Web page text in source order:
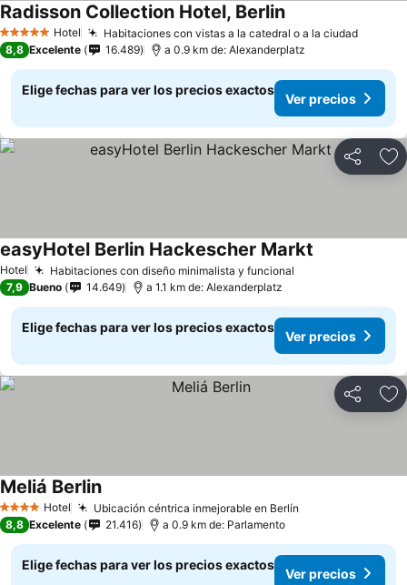
5 Estrellas Hotel Habitaciones con vistas a la catedral o a la ciudad
Radisson Collection Hotel, Berlin
8,8 Excelente 16.489 a 0.9 km de: Alexanderplatz
Elige fechas para ver los precios exactos
Ver precios
Compartir
Hotel Habitaciones con diseño minimalista y funcional
easyHotel Berlin Hackescher Markt
7,9 Bueno 14.649 a 1.1 km de: Alexanderplatz
Elige fechas para ver los precios exactos
Ver precios
Compartir
4 EstrellasHotel Ubicación céntrica inmejorable en Berlín
Meliá Berlin
8,8 Excelente 21.416 a 0.9 km de: Parlamento
Elige fechas para ver los precios exactos
Ver precios